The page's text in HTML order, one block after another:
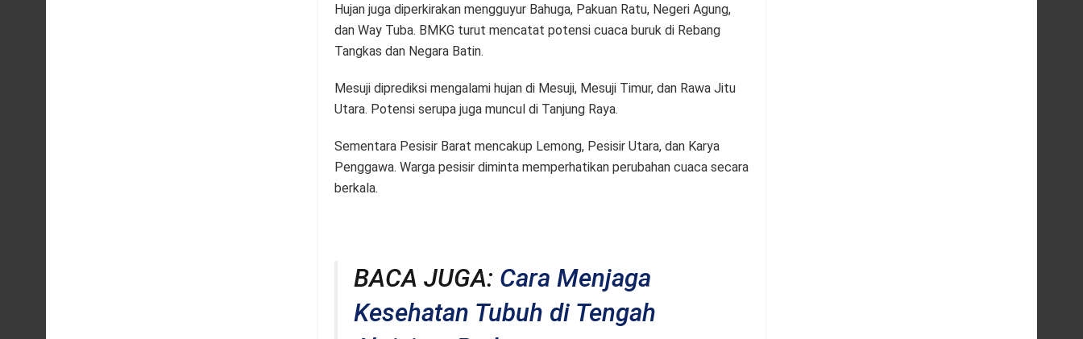
Hujan juga diperkirakan mengguyur Bahuga, Pakuan Ratu, Negeri Agung,
dan Way Tuba. BMKG turut mencatat potensi cuaca buruk di Rebang
Tangkas dan Negara Batin.
Mesuji diprediksi mengalami hujan di Mesuji, Mesuji Timur, dan Rawa Jitu
Utara. Potensi serupa juga muncul di Tanjung Raya.
Sementara Pesisir Barat mencakup Lemong, Pesisir Utara, dan Karya
Penggawa. Warga pesisir diminta memperhatikan perubahan cuaca secara
berkala.
BACA JUGA: Cara Menjaga
Kesehatan Tubuh di Tengah